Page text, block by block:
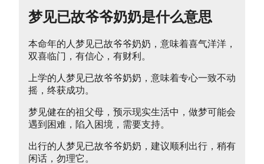
梦见已故爷爷奶奶是什么意思
本命年的人梦见已故爷爷奶奶，意味着喜气洋洋，
双喜临门，有信心，有财利。
上学的人梦见已故爷爷奶奶，意味着专心一致不动
摇，终获成功。
梦见健在的祖父母，预示现实生活中，做梦可能会
遇到困难，陷入困境，需要支持。
出行的人梦见已故爷爷奶奶，建议顺利出行，稍有
闲话，勿理它。